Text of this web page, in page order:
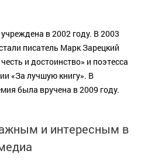
в 2002 году. В 2003
писатель Марк Зарецкий
и достоинство» и поэтесса
«За лучшую книгу». В
была вручена в 2009 году.
и интересным в